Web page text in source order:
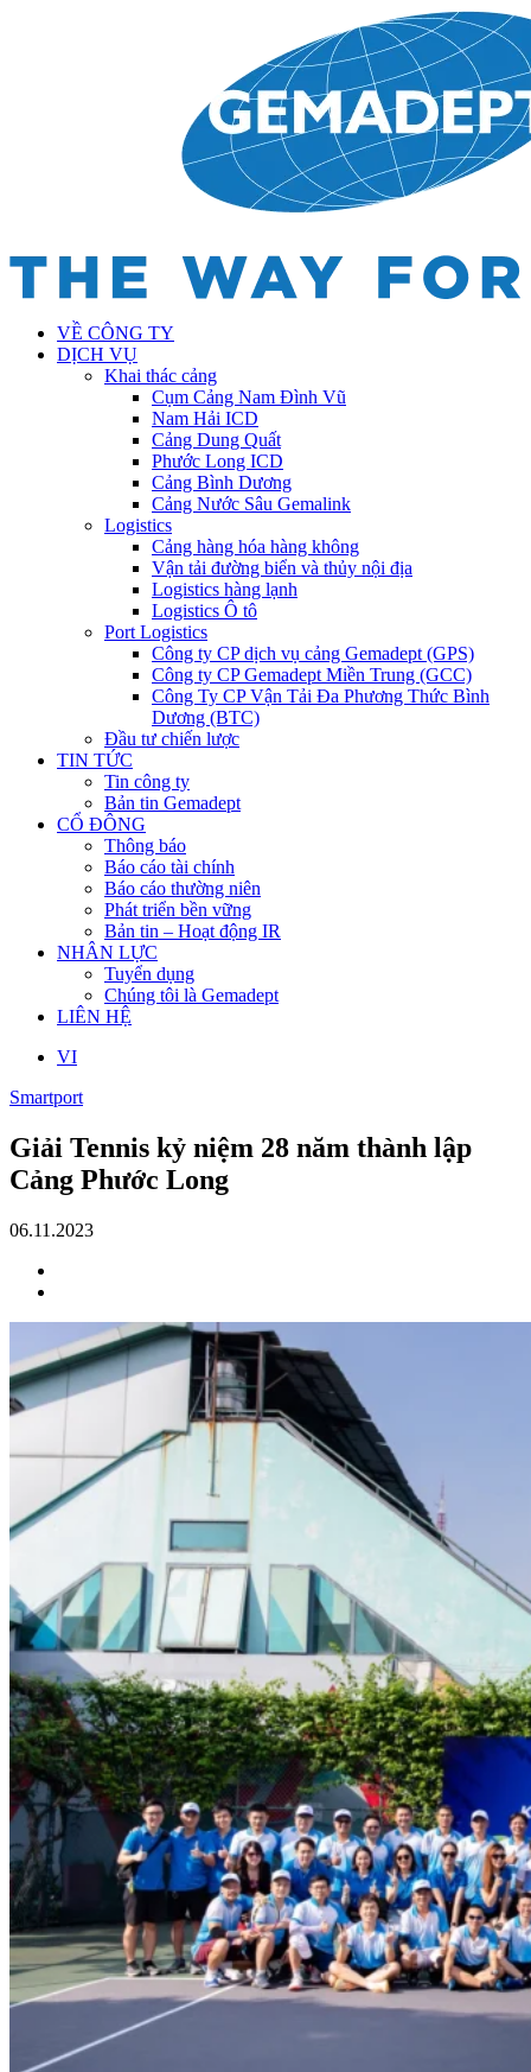
VỀ CÔNG TY
DỊCH VỤ
Khai thác cảng
Cụm Cảng Nam Đình Vũ
Nam Hải ICD
Cảng Dung Quất
Phước Long ICD
Cảng Bình Dương
Cảng Nước Sâu Gemalink
Logistics
Cảng hàng hóa hàng không
Vận tải đường biển và thủy nội địa
Logistics hàng lạnh
Logistics Ô tô
Port Logistics
Công ty CP dịch vụ cảng Gemadept (GPS)
Công ty CP Gemadept Miền Trung (GCC)
Công Ty CP Vận Tải Đa Phương Thức Bình
Dương (BTC)
Đầu tư chiến lược
TIN TỨC
Tin công ty
Bản tin Gemadept
CỔ ĐÔNG
Thông báo
Báo cáo tài chính
Báo cáo thường niên
Phát triển bền vững
Bản tin – Hoạt động IR
NHÂN LỰC
Tuyển dụng
Chúng tôi là Gemadept
LIÊN HỆ
VI
Smartport
Giải Tennis kỷ niệm 28 năm thành lập
Cảng Phước Long
06.11.2023